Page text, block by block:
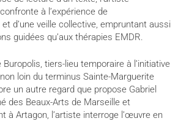
à l’expérience de
et d’une veille collective, empruntant aussi
guidées qu’aux thérapies EMDR.
tiers-lieu temporaire à l’initiative
loin du terminus Sainte-Marguerite
un autre regard que propose Gabriel
des Beaux-Arts de Marseille et
à Artagon, l’artiste interroge l’œuvre en